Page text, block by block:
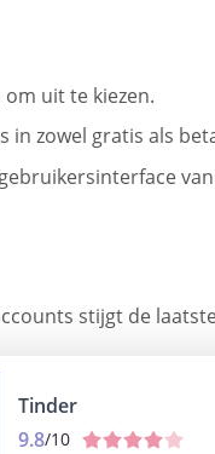
uit te kiezen.
in zowel gratis als
stijgt de
Tinder
9.8/10